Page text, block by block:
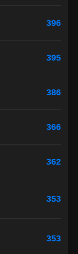
396
395
386
366
362
353
353